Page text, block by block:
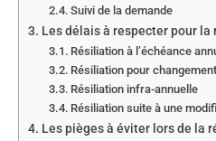
Suivi de la demande
Les délais à respecter pour
Résiliation à l’échéance
Résiliation pour
Résiliation infra-annuelle
Résiliation suite à une
Les pièges à éviter lors de la